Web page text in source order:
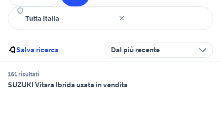
Salva ricerca Dal più recente
161 risultati
SUZUKI Vitara Ibrida usata in vendita